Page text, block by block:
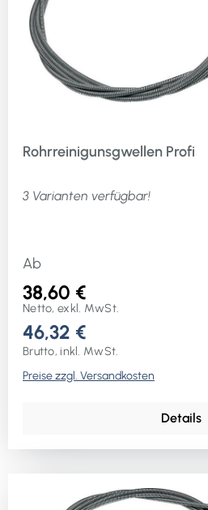
Rohrreinigunsgwellen Profi
3 Varianten verfügbar!
Ab
38,60 €
Netto, exkl. MwSt.
46,32 €
Brutto, inkl. MwSt.
Preise zzgl. Versandkosten
Details